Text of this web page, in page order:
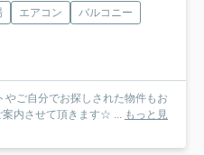
エアコン
バルコニー
ご自分でお探しされた物件もお
案内させて頂きます☆ ... もっと見